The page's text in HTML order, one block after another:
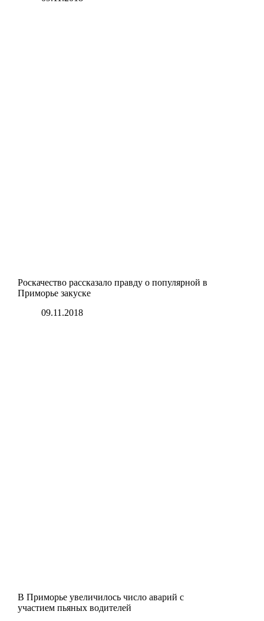
Роскачество рассказало правду о популярной в
Приморье закуске
09.11.2018
В Приморье увеличилось число аварий с
участием пьяных водителей